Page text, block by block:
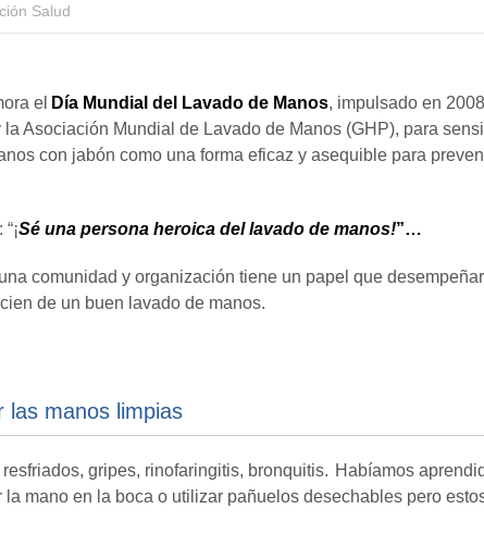
Salud
el Día Mundial del Lavado de Manos, impulsado en
Asociación Mundial de Lavado de Manos (GHP), para
con jabón como una forma eficaz y asequible para
Sé una persona heroica del lavado de manos!”…
comunidad y organización tiene un papel que
de un buen lavado de manos.
las manos limpias
gripes, rinofaringitis, bronquitis. Habíamos
mano en la boca o utilizar pañuelos desechables pero